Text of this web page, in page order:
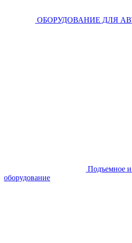
ОБОРУДОВАНИЕ ДЛЯ
Подъемное и
оборудование